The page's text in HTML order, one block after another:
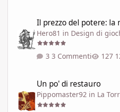
Il prezzo del potere: la
Hero81 in Design di
3 Commenti
Un po' di restauro
Pippomaster92 in La